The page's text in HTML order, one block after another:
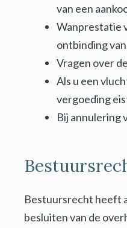
van een
Wanprestatie
ontbinding
Vragen over
Als u een
vergoeding
Bij annulering
Bestuursrecht heeft
besluiten van de